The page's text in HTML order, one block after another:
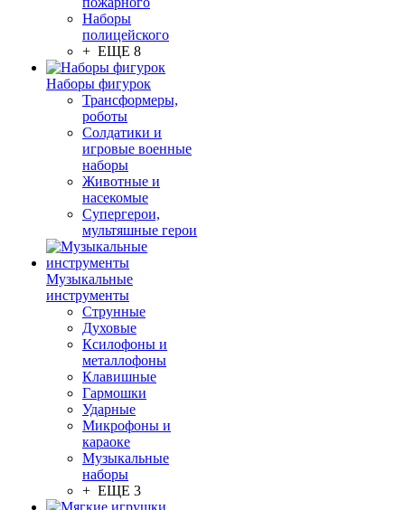
Наборы
полицейского
+ ЕЩЕ 8
Наборы фигурок
Трансформеры,
роботы
Солдатики и
игровые военные
наборы
Животные и
насекомые
Супергерои,
мультяшные герои
Музыкальные
инструменты
Струнные
Духовые
Ксилофоны и
металлофоны
Клавишные
Гармошки
Ударные
Микрофоны и
караоке
Музыкальные
наборы
+ ЕЩЕ 3